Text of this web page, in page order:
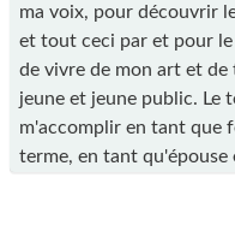
ma voix, pour découvrir
et tout ceci par et pour
de vivre de mon art et
jeune et jeune public. Le
m'accomplir en tant que
terme, en tant qu'épouse